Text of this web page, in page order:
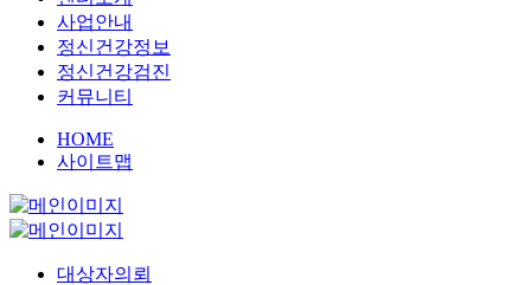
사업안내
정신건강정보
정신건강검진
커뮤니티
HOME
사이트맵
대상자의뢰